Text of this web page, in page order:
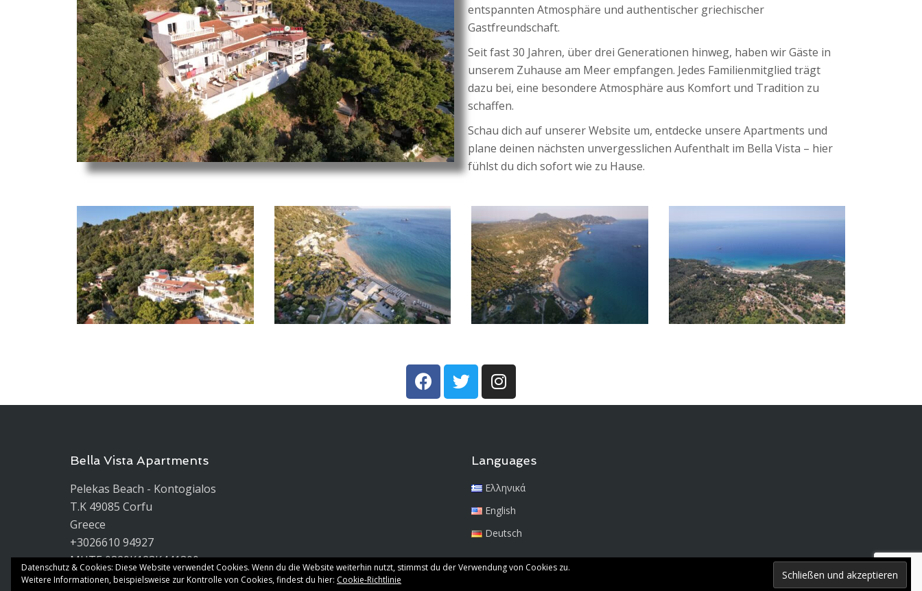
entspannten Atmosphäre und authentischer griechischer
Gastfreundschaft.
Seit fast 30 Jahren, über drei Generationen hinweg, haben wir Gäste in
unserem Zuhause am Meer empfangen. Jedes Familienmitglied trägt
dazu bei, eine besondere Atmosphäre aus Komfort und Tradition zu
schaffen.
Schau dich auf unserer Website um, entdecke unsere Apartments und
plane deinen nächsten unvergesslichen Aufenthalt im Bella Vista – hier
fühlst du dich sofort wie zu Hause.
Bella Vista Apartments
Pelekas Beach - Kontogialos
T.K 49085 Corfu
Greece
+3026610 94927
ΜΗΤΕ 0829K123K441300
Languages
Ελληνικά
English
Deutsch
Datenschutz & Cookies: Diese Website verwendet Cookies. Wenn du die Website weiterhin nutzt, stimmst du der Verwendung von Cookies zu.
Weitere Informationen, beispielsweise zur Kontrolle von Cookies, findest du hier: Cookie-Richtlinie